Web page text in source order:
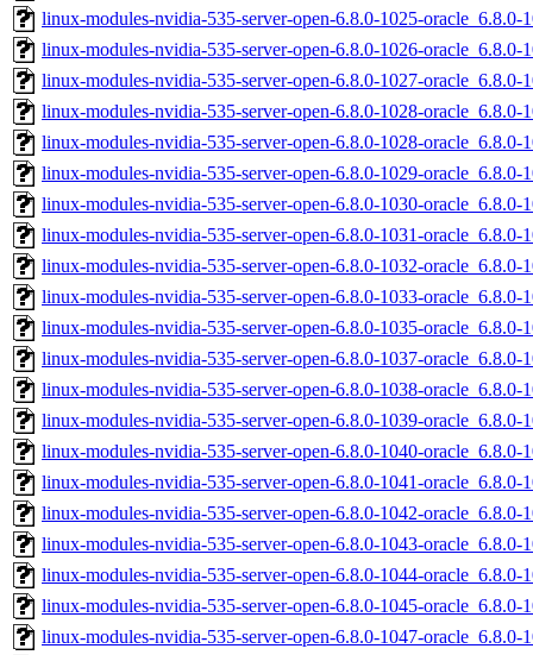
linux-modules-nvidia-535-server-open-6.8.0-1025-oracle_6.8.0-
linux-modules-nvidia-535-server-open-6.8.0-1026-oracle_6.8.0-
linux-modules-nvidia-535-server-open-6.8.0-1027-oracle_6.8.0-
linux-modules-nvidia-535-server-open-6.8.0-1028-oracle_6.8.0-
linux-modules-nvidia-535-server-open-6.8.0-1028-oracle_6.8.0-
linux-modules-nvidia-535-server-open-6.8.0-1029-oracle_6.8.0-
linux-modules-nvidia-535-server-open-6.8.0-1030-oracle_6.8.0-
linux-modules-nvidia-535-server-open-6.8.0-1031-oracle_6.8.0-
linux-modules-nvidia-535-server-open-6.8.0-1032-oracle_6.8.0-
linux-modules-nvidia-535-server-open-6.8.0-1033-oracle_6.8.0-
linux-modules-nvidia-535-server-open-6.8.0-1035-oracle_6.8.0-
linux-modules-nvidia-535-server-open-6.8.0-1037-oracle_6.8.0-
linux-modules-nvidia-535-server-open-6.8.0-1038-oracle_6.8.0-
linux-modules-nvidia-535-server-open-6.8.0-1039-oracle_6.8.0-
linux-modules-nvidia-535-server-open-6.8.0-1040-oracle_6.8.0-
linux-modules-nvidia-535-server-open-6.8.0-1041-oracle_6.8.0-
linux-modules-nvidia-535-server-open-6.8.0-1042-oracle_6.8.0-
linux-modules-nvidia-535-server-open-6.8.0-1043-oracle_6.8.0-
linux-modules-nvidia-535-server-open-6.8.0-1044-oracle_6.8.0-
linux-modules-nvidia-535-server-open-6.8.0-1045-oracle_6.8.0-
linux-modules-nvidia-535-server-open-6.8.0-1047-oracle_6.8.0-